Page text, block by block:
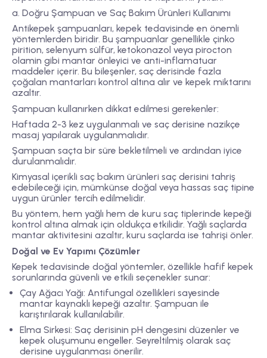
a. Doğru Şampuan ve Saç Bakım Ürünleri Kullanımı
Antikepek şampuanları, kepek tedavisinde en önemli
yöntemlerden biridir. Bu şampuanlar genellikle çinko
pirition, selenyum sülfür, ketokonazol veya pirocton
olamin gibi mantar önleyici ve anti-inflamatuar
maddeler içerir. Bu bileşenler, saç derisinde fazla
çoğalan mantarları kontrol altına alır ve kepek miktarını
azaltır.
Şampuan kullanırken dikkat edilmesi gerekenler:
Haftada 2-3 kez uygulanmalı ve saç derisine nazikçe
masaj yapılarak uygulanmalıdır.
Şampuan saçta bir süre bekletilmeli ve ardından iyice
durulanmalıdır.
Kimyasal içerikli saç bakım ürünleri saç derisini tahriş
edebileceği için, mümkünse doğal veya hassas saç tipine
uygun ürünler tercih edilmelidir.
Bu yöntem, hem yağlı hem de kuru saç tiplerinde kepeği
kontrol altına almak için oldukça etkilidir. Yağlı saçlarda
mantar aktivitesini azaltır, kuru saçlarda ise tahrişi önler.
Doğal ve Ev Yapımı Çözümler
Kepek tedavisinde doğal yöntemler, özellikle hafif kepek
sorunlarında güvenli ve etkili seçenekler sunar:
Çay Ağacı Yağı: Antifungal özellikleri sayesinde
mantar kaynaklı kepeği azaltır. Şampuan ile
karıştırılarak kullanılabilir.
Elma Sirkesi: Saç derisinin pH dengesini düzenler ve
kepek oluşumunu engeller. Seyreltilmiş olarak saç
derisine uygulanması önerilir.